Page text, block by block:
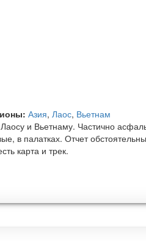
Азия, Лаос, Вьетнам
и Вьетнаму. Частично
в палатках. Отчет
карта и трек.